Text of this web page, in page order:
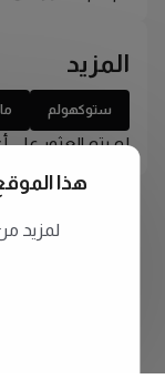
المزيد
ستوكهولم
لم يتم العثور على
هذا
لمزيد